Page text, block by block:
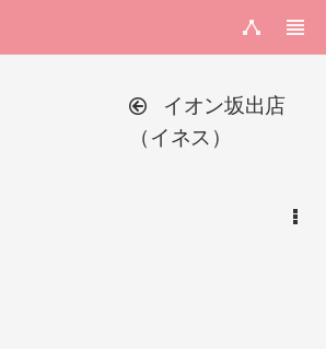
イオン坂出店
（イネス）